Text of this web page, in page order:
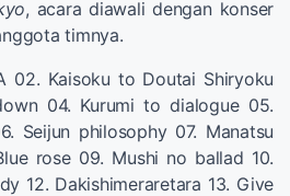
, acara diawali dengan konser
timnya.
02. Kaisoku to Doutai Shiryoku
04. Kurumi to dialogue 05.
Seijun philosophy 07. Manatsu
rose 09. Mushi no ballad 10.
12. Dakishimeraretara 13. Give